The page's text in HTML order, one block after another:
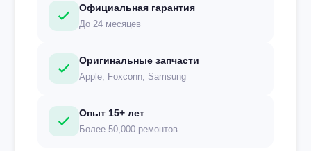
Официальная гарантия
До 24 месяцев
Оригинальные запчасти
Apple, Foxconn, Samsung
Опыт 15+ лет
Более 50,000 ремонтов